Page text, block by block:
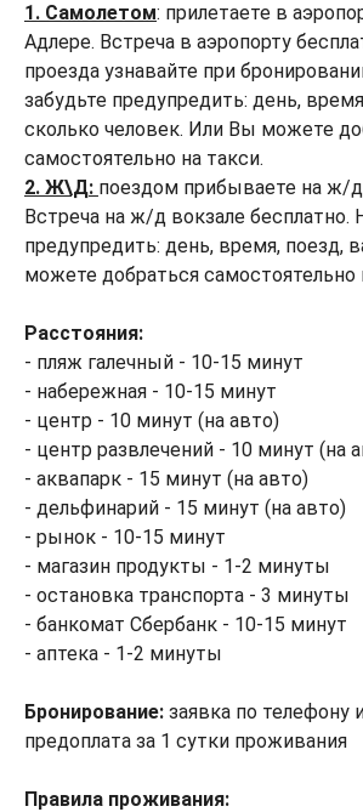
1. Самолетом: прилетаете в
Адлере. Встреча в аэропорту
проезда узнавайте при
забудьте предупредить: день,
сколько человек. Или Вы можете
самостоятельно на такси.
2. Ж\Д: поездом прибываете на ж/д
Встреча на ж/д вокзале бесплатно.
предупредить: день, время, поезд,
можете добраться самостоятельно
Расстояния:
- пляж галечный - 10-15 минут
- набережная - 10-15 минут
- центр - 10 минут (на авто)
- центр развлечений - 10 минут (на
- аквапарк - 15 минут (на авто)
- дельфинарий - 15 минут (на авто)
- рынок - 10-15 минут
- магазин продукты - 1-2 минуты
- остановка транспорта - 3 минуты
- банкомат Сбербанк - 10-15 минут
- аптека - 1-2 минуты
Бронирование: заявка по телефону
предоплата за 1 сутки проживания
Правила проживания: